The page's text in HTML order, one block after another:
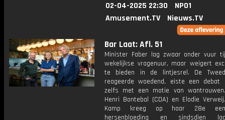
02-04-2025 22:30
NPO1
Amusement.TV
Nieuws.TV
Bar Laat: Afl. 51
Minister Faber lag zwaar onder vuur
wekelijkse vragenuur, maar weigert
te bieden in de lintjesrel. De
reageerde woedend, eiste een debat
zelfs met een motie van
Henri Bontebal (CDA) en Elodie
Kamp kreeg op haar 28e
hersenbloeding en sindsdien